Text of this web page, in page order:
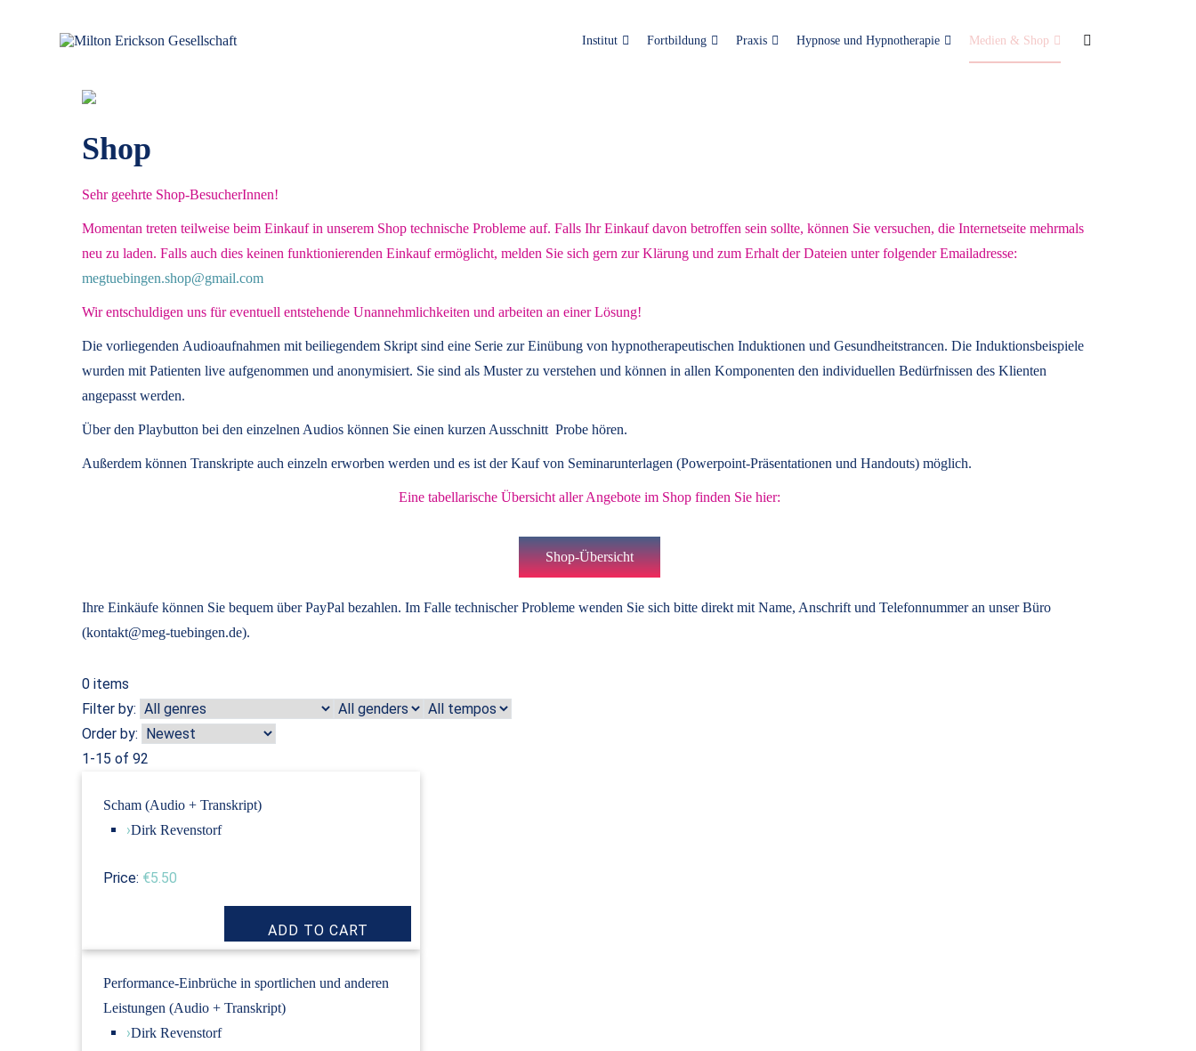
Institut Fortbildung Praxis Hypnose und Hypnotherapie Medien & Shop
Shop
Sehr geehrte Shop-BesucherInnen!
Momentan treten teilweise beim Einkauf in unserem Shop technische Probleme auf. Falls Ihr Einkauf davon betroffen sein sollte, können Sie versuchen, die Internetseite mehrmals
neu zu laden. Falls auch dies keinen funktionierenden Einkauf ermöglicht, melden Sie sich gern zur Klärung und zum Erhalt der Dateien unter folgender Emailadresse:
megtuebingen.shop@gmail.com
Wir entschuldigen uns für eventuell entstehende Unannehmlichkeiten und arbeiten an einer Lösung!
Die vorliegenden Audioaufnahmen mit beiliegendem Skript sind eine Serie zur Einübung von hypnotherapeutischen Induktionen und Gesundheitstrancen. Die Induktionsbeispiele
wurden mit Patienten live aufgenommen und anonymisiert. Sie sind als Muster zu verstehen und können in allen Komponenten den individuellen Bedürfnissen des Klienten
angepasst werden.
Über den Playbutton bei den einzelnen Audios können Sie einen kurzen Ausschnitt Probe hören.
Außerdem können Transkripte auch einzeln erworben werden und es ist der Kauf von Seminarunterlagen (Powerpoint-Präsentationen und Handouts) möglich.
Eine tabellarische Übersicht aller Angebote im Shop finden Sie hier:
Shop-Übersicht
Ihre Einkäufe können Sie bequem über PayPal bezahlen. Im Falle technischer Probleme wenden Sie sich bitte direkt mit Name, Anschrift und Telefonnummer an unser Büro
(kontakt@meg-tuebingen.de).
0 items
Filter by:
Order by:
1-15 of 92
Scham (Audio + Transkript)
›Dirk Revenstorf
Price: €5.50
Performance-Einbrüche in sportlichen und anderen
Leistungen (Audio + Transkript)
›Dirk Revenstorf